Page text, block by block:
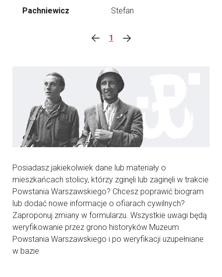
Pachniewicz
Stefan
1
Posiadasz jakiekolwiek dane lub materiały o
mieszkańcach stolicy, którzy zginęli lub zaginęli w trakcie
Powstania Warszawskiego? Chcesz poprawić biogram
lub dodać nowe informacje o ofiarach cywilnych?
Zaproponuj zmiany w formularzu. Wszystkie uwagi będą
weryfikowanie przez grono historyków Muzeum
Powstania Warszawskiego i po weryfikacji uzupełniane
w bazie